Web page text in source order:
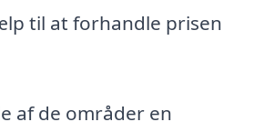
til at forhandle prisen
af de områder en